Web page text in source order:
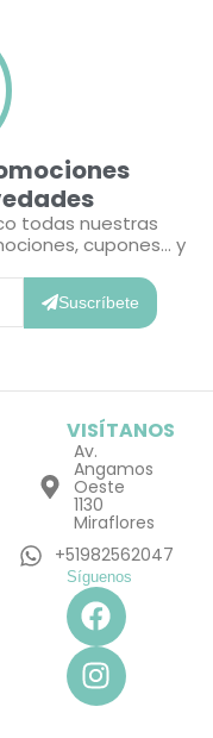
todas nuestras
cupones... y
Suscríbete
VISÍTANOS
Av.
Angamos
Oeste
1130
Miraflores
+51982562047
Síguenos
F
a
c
e
b
I
n
s
t
a